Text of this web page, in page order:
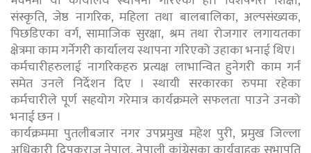
संस्कृति, जेष्ठ नागरिक, महिला तथा बालबालिका, अल्पसंख्यक,
पिछडिएका वर्ग, सामाजिक सुरक्षा, श्रम तथा रोजगार लगायतका
क्षेत्रमा काम गर्नेगरी कार्यालय स्थापना गरिएको उहाका भनाई थिए।
कर्मचारीहरुलाई नागरिकहरु प्रत्यक्ष लाभान्वित हुनेगरी काम गर्न
समेत उनले निर्देशन दिए । स्थायी सरकारका रुपमा रहेका
कर्मचारीले पूर्ण सहयोग गरेमात्र कार्यक्रमले सफलता पाउने उनको
भनाई छन ।
कार्यक्रममा पुतलीबजार नगर उपप्रमुख महेश पुरी, प्रमुख जिल्ला